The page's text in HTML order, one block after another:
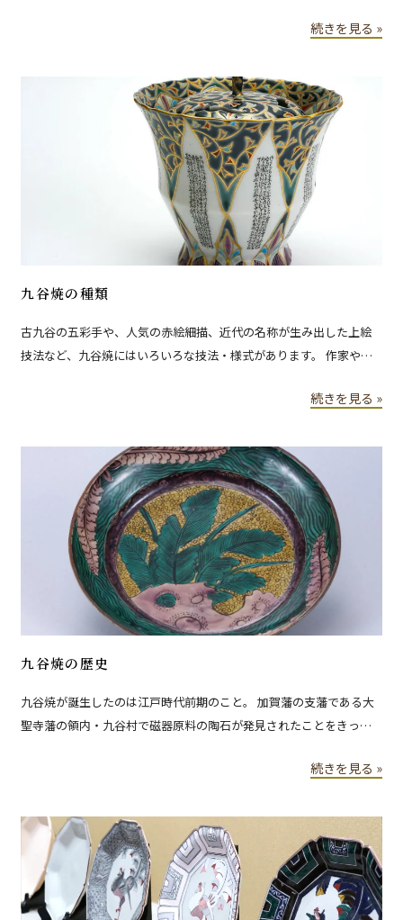
かれた色絵磁器が、九谷焼の始まりとされています。 窯が築かれた
日本が誇る伝統工芸品の1つであり、国内外を問わず高い人気を集め
続きを見る »
九谷焼の種類
古九谷の五彩手や、人気の赤絵細描、近代の名称が生み出した上絵
技法など、九谷焼にはいろいろな技法・様式があります。 作家や窯
ます。 ここでは、代表的な九谷焼の画風や様式、技法を紹介しま
続きを見る »
九谷焼の歴史
九谷焼が誕生したのは江戸時代前期のこと。 加賀藩の支藩である大
聖寺藩の領内・九谷村で磁器原料の陶石が発見されたことをきっか
くと九谷焼という焼き物は、時代ごとに、窯ごとに、さまざまな上
続きを見る »